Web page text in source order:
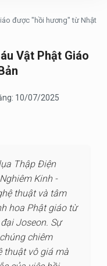
được "hồi hương" từ Nhật
Vật Phật Giáo
10/07/2025
Thập Điện
Kinh -
thuật và tâm
hoa Phật giáo từ
Joseon. Sự
chiêm
thuật vô giá mà